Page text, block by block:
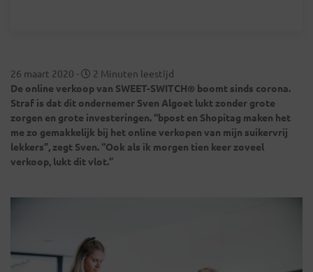
26 maart 2020 -
2 Minuten leestijd
De online verkoop van SWEET-SWITCH® boomt sinds corona.
Straf is dat dit ondernemer Sven Algoet lukt zonder grote
zorgen en grote investeringen. “bpost en Shopitag maken het
me zo gemakkelijk bij het online verkopen van mijn suikervrij
lekkers”, zegt Sven. “Ook als ik morgen tien keer zoveel
verkoop, lukt dit vlot.”